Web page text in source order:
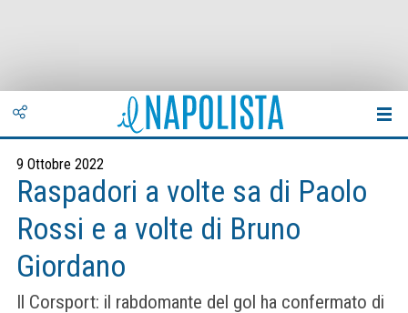
9 Ottobre 2022
Raspadori a volte sa di Paolo
Rossi e a volte di Bruno
Giordano
Il Corsport: il rabdomante del gol ha confermato di